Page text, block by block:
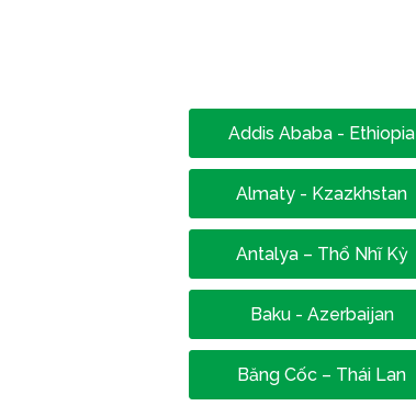
Addis Ababa - Ethiopia
Almaty - Kzazkhstan
Antalya – Thổ Nhĩ Kỳ
Baku - Azerbaijan
Băng Cốc – Thái Lan